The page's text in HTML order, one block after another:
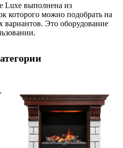
Luxe выполнена из
которого можно подобрать на
вариантов. Это оборудование